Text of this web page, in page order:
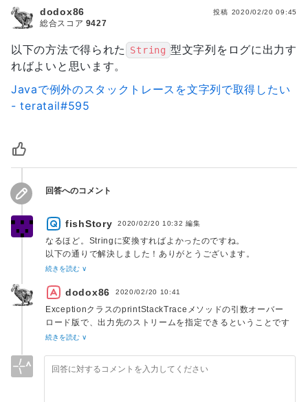
以下の方法で得られた String 型文字列をログに出力す
ればよいと思います。
Javaで例外のスタックトレースを文字列で取得したい
- teratail#595
投稿 2020/02/20 09:45
dodox86
総合スコア 9427
回答へのコメント
fishStory 2020/02/20 10:32 編集
なるほど。Stringに変換すればよかったのですね。
以下の通りで解決しました！ありがとうございます。
StringWriter sw = new StringWriter();
PrintWriter pw = new PrintWriter(sw);
e.printStackTrace(pw);
pw.flush();
logger.error("ERROR " + stactrace);
続きを読む ∨
dodox86 2020/02/20 10:41
ExceptionクラスのprintStackTraceメソッドの引数オーバー
ロード版で、出力先のストリームを指定できるということです
が、他のメソッドも併せてリファレンスを見ると様々な使い方
wable.html#printStackTrace--
続きを読む ∨